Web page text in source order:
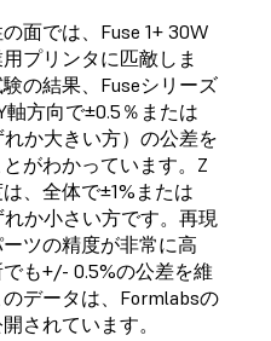
面では、Fuse 1+ 30W
プリンタに匹敵しま
の結果、Fuseシリーズ
軸方向で±0.5％または
か大きい方）の公差を
がわかっています。Z
、全体で±1%または
か小さい方です。再現
ツの精度が非常に高
でも+/- 0.5%の公差を維
データは、Formlabsの
されています。